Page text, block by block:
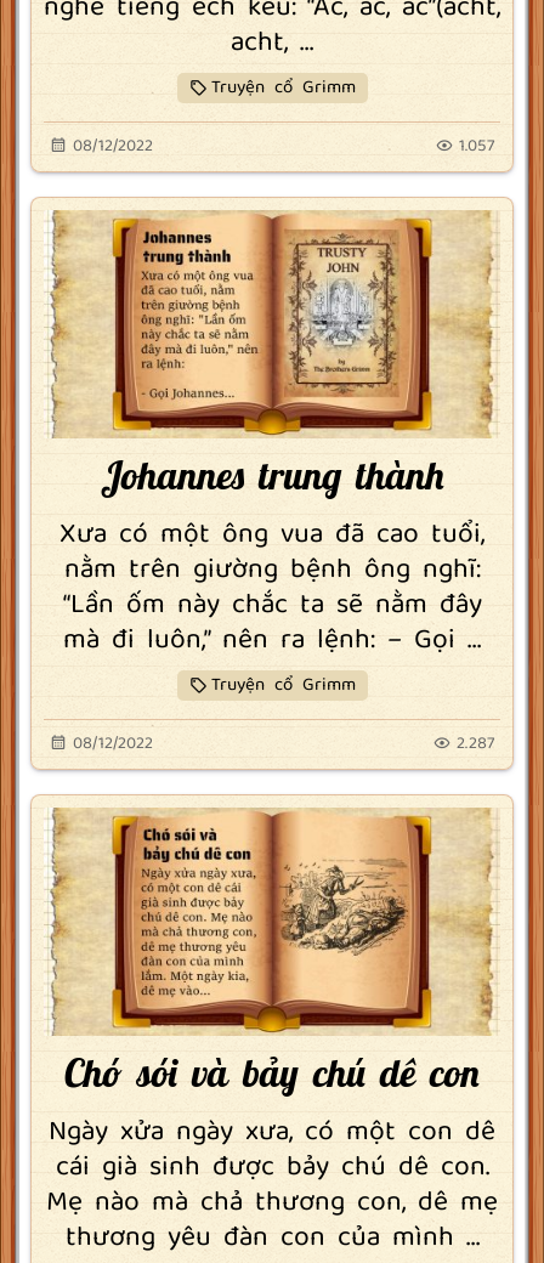
acht, ...
Truyện cổ Grimm
08/12/2022 1.057
Johannes trung thành
Xưa có một ông vua đã cao tuổi,
nằm trên giường bệnh ông nghĩ:
“Lần ốm này chắc ta sẽ nằm đây
mà đi luôn,” nên ra lệnh: – Gọi ...
Truyện cổ Grimm
08/12/2022 2.287
Chó sói và bảy chú dê con
Ngày xửa ngày xưa, có một con dê
cái già sinh được bảy chú dê con.
Mẹ nào mà chả thương con, dê mẹ
thương yêu đàn con của mình ...